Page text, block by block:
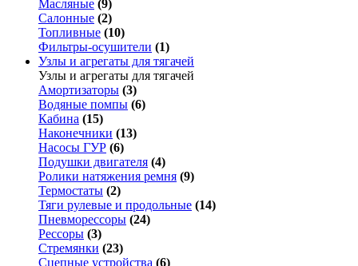
Масляные (9)
Салонные (2)
Топливные (10)
Фильтры-осушители (1)
Узлы и агрегаты для тягачей
Узлы и агрегаты для тягачей
Амортизаторы (3)
Водяные помпы (6)
Кабина (15)
Наконечники (13)
Насосы ГУР (6)
Подушки двигателя (4)
Ролики натяжения ремня (9)
Термостаты (2)
Тяги рулевые и продольные (14)
Пневморессоры (24)
Рессоры (3)
Стремянки (23)
Сцепные устройства (6)